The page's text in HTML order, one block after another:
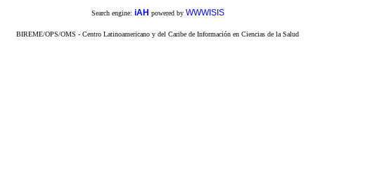
Search engine: iAH powered by WWWISIS
BIREME/OPS/OMS - Centro Latinoamericano y del Caribe de Información en Ciencias de la Salud